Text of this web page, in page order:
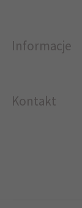
Informacje
Kontakt